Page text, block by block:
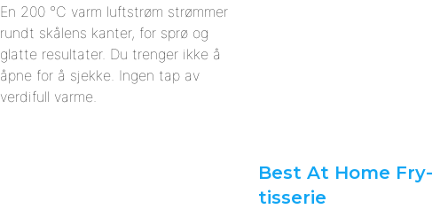
En 200 °C varm luftstrøm strømmer
rundt skålens kanter, for sprø og
glatte resultater. Du trenger ikke å
åpne for å sjekke. Ingen tap av
verdifull varme.
Best At Home Fry-
tisserie